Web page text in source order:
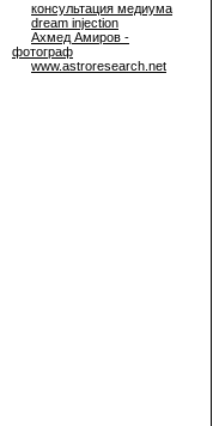
консультация медиума
dream injection
Ахмед Амиров -
фотограф
www.astroresearch.net